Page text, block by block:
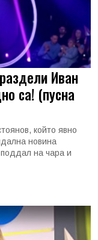
Иван
са! (пусна
който явно
новина
на чара и